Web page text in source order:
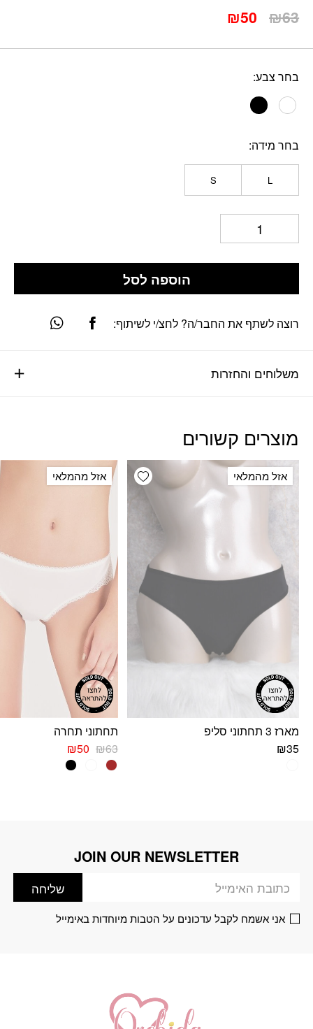
₪63
המחיר
היה:
₪63.
₪50 המחיר
הוא:
בחר צבע
בחר מידה
L
S
הוספה לסל
משלוחים והחזרות
רוצה לשתף את החבר/ה? לחצ/י לשיתוף:
מוצרים קשורים
Add wishlist אזל מהמלאי
מארז 3 תחתוני סליפ
₪35
האפשרויות
בעמוד
המוצר
אזל מהמלאי
תחתוני תחרה
₪63
המחיר
המקורי
היה:
₪50 המחיר
הנוכחי
הוא:
למוצר
לבחור
המוצר
JOIN OUR NEWSLETTER
שליחה
אני אשמח לקבל עדכונים על הטבות מיוחדות באימייל